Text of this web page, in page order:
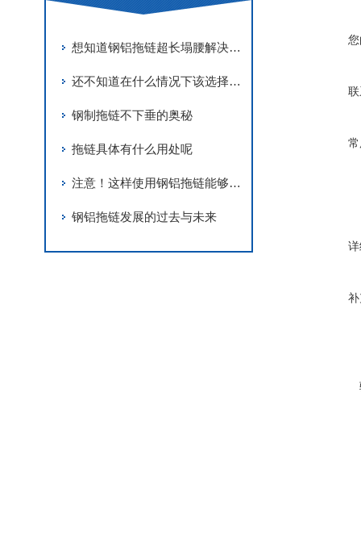
想知道钢铝拖链超长塌腰解决方法吗？那就看看这个吧
还不知道在什么情况下该选择钢铝拖链还是尼龙拖链吗？看完这个你就知道了
钢制拖链不下垂的奥秘
拖链具体有什么用处呢
注意！这样使用钢铝拖链能够延长寿命
钢铝拖链发展的过去与未来